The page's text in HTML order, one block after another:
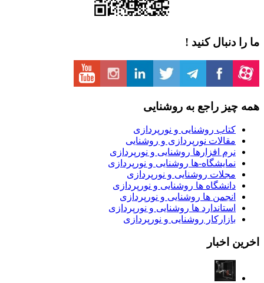
کنید !
راجع به روشنایی
روشنایی و نورپردازی
نورپردازی و روشنایی
افزارها روشنایی و نورپردازی
ها روشنایی و نورپردازی
روشنایی و نورپردازی
ها روشنایی و نورپردازی
ها روشنایی و نورپردازی
ها روشنایی و نورپردازی
روشنایی و نورپردازی
اخبار